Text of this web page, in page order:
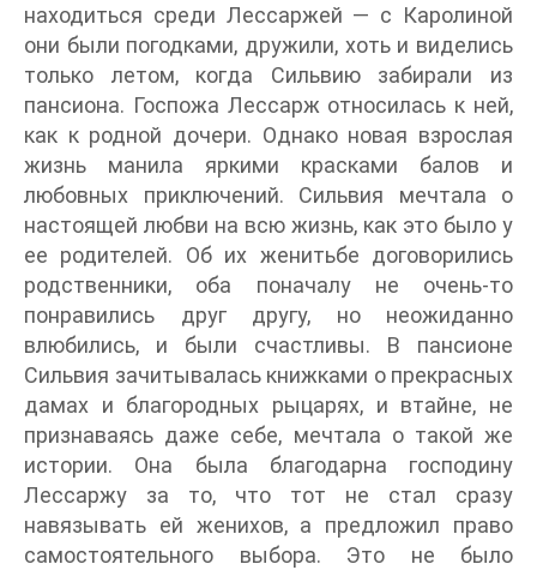
находиться среди Лессаржей — с Каролиной
они были погодками, дружили, хоть и виделись
только летом, когда Сильвию забирали из
пансиона. Госпожа Лессарж относилась к ней,
как к родной дочери. Однако новая взрослая
жизнь манила яркими красками балов и
любовных приключений. Сильвия мечтала о
настоящей любви на всю жизнь, как это было у
ее родителей. Об их женитьбе договорились
родственники, оба поначалу не очень-то
понравились друг другу, но неожиданно
влюбились, и были счастливы. В пансионе
Сильвия зачитывалась книжками о прекрасных
дамах и благородных рыцарях, и втайне, не
признаваясь даже себе, мечтала о такой же
истории. Она была благодарна господину
Лессаржу за то, что тот не стал сразу
навязывать ей женихов, а предложил право
самостоятельного выбора. Это не было